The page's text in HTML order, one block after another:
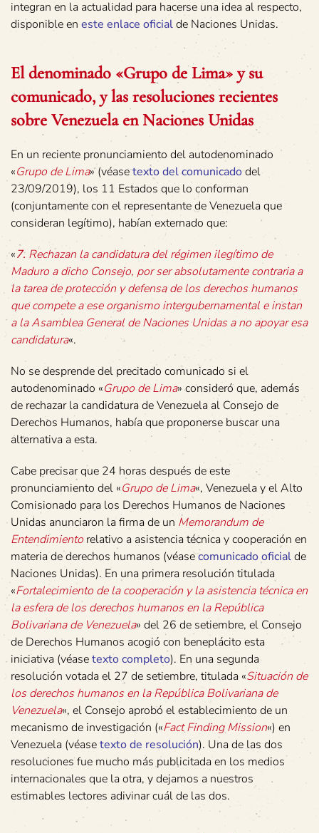
integran en la actualidad para hacerse una idea al respecto,
disponible en este enlace oficialde Naciones Unidas.
El denominado «Grupo de Lima» y su
comunicado, y las resoluciones recientes
sobre Venezuela en Naciones Unidas
En un reciente pronunciamiento del autodenominado
«Grupo de Lima» (véasetexto del comunicadodel
23/09/2019), los 11 Estados que lo conforman
(conjuntamente con el representante de Venezuela que
consideran legítimo), habían externado que:
«7. Rechazan la candidatura del régimen ilegítimo de
Maduro a dicho Consejo, por ser absolutamente contraria a
la tarea de protección y defensa de los derechos humanos
que compete a ese organismo intergubernamental e instan
a la Asamblea General de Naciones Unidas a no apoyar esa
candidatura«.
No se desprende del precitado comunicado si el
autodenominado «Grupo de Lima» consideró que, además
de rechazar la candidatura de Venezuela al Consejo de
Derechos Humanos, había que proponerse buscar una
alternativa a esta.
Cabe precisar que 24 horas después de este
pronunciamiento del «Grupo de Lima«, Venezuela y el Alto
Comisionado para los Derechos Humanos de Naciones
Unidas anunciaron la firma de un Memorandum de
Entendimiento relativo a asistencia técnica y cooperación en
materia de derechos humanos (véasecomunicado oficialde
Naciones Unidas). En una primera resolución titulada
«Fortalecimiento de la cooperación y la asistencia técnica en
la esfera de los derechos humanos en la República
Bolivariana de Venezuela» del 26 de setiembre, el Consejo
de Derechos Humanos acogió con beneplácito esta
iniciativa (véasetexto completo). En una segunda
resolución votada el 27 de setiembre, titulada «Situación de
los derechos humanos en la República Bolivariana de
Venezuela«, el Consejo aprobó el establecimiento de un
mecanismo de investigación («Fact Finding Mission«) en
Venezuela (véasetexto de resolución). Una de las dos
resoluciones fue mucho más publicitada en los medios
internacionales que la otra, y dejamos a nuestros
estimables lectores adivinar cuál de las dos.